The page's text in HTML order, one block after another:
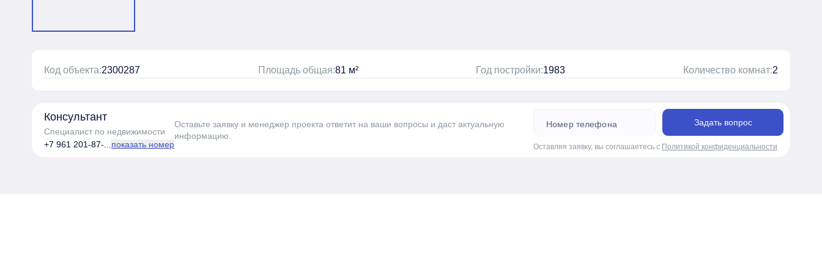
Код объекта:2300287 Площадь общая:81 м² Год постройки:1983 Количество комнат:2
Консультант
Специалист по недвижимости
+7 961 201-87-... показать номер
Оставьте заявку и менеджер проекта ответит на ваши вопросы и даст актуальную
информацию.
Задать вопрос
Оставляя заявку, вы соглашаетесь с Политикой конфиденциальности